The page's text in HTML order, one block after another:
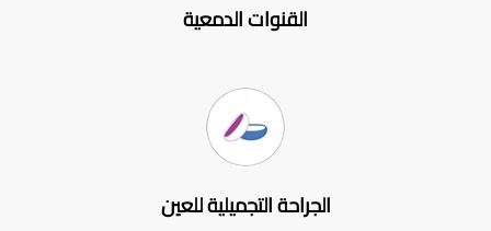
القنوات الدمعية
الجراحة التجميلية للعين